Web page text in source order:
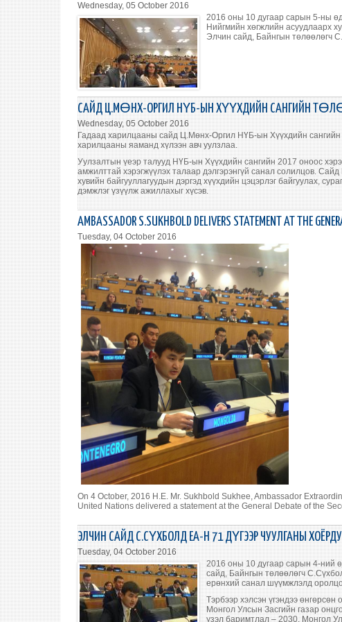
Wednesday, 05 October 2016
2016 оны 10 дугаар сарын 5-ны
Нийгмийн хөгжлийн асуудлаарх
Элчин сайд, Байнгын төлөөлөгч
САЙД Ц.МӨНХ-ОРГИЛ НҮБ-ЫН ХҮҮХДИЙН САНГИЙН
Wednesday, 05 October 2016
Гадаад харилцааны сайд Ц.Мөнх-Оргил НҮБ-ын Хүүхдийн
харилцааны яаманд хүлээн авч уулзлаа.
Уулзалтын үеэр талууд НҮБ-ын Хүүхдийн сангийн 2017 оноос
амжилттай хэрэгжүүлэх талаар дэлгэрэнгүй санал солилцов.
хувийн байгууллагуудын дэргэд хүүхдийн цэцэрлэг байгуулах,
дэмжлэг үзүүлж ажиллахыг хүсэв.
AMBASSADOR S.SUKHBOLD DELIVERS STATEMENT AT THE
Tuesday, 04 October 2016
On 4 October, 2016 H.E. Mr. Sukhbold Sukhee, Ambassador
United Nations delivered a statement at the General Debate of the
ЭЛЧИН САЙД С.СҮХБОЛД ЕА-Н 71 ДҮГЭЭР ЧУУЛГАНЫ
Tuesday, 04 October 2016
2016 оны 10 дугаар сарын 4-ний
сайд, Байнгын төлөөлөгч
ерөнхий санал шүүмжлэлд
Тэрбээр хэлсэн үгэндээ
Монгол Улсын Засгийн газар
үзэл баримтлал – 2030, Монгол